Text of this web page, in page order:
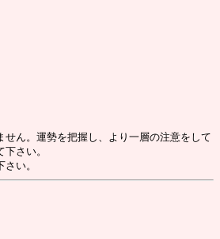
せん。運勢を把握し、より一層の注意をして
さい。
い。